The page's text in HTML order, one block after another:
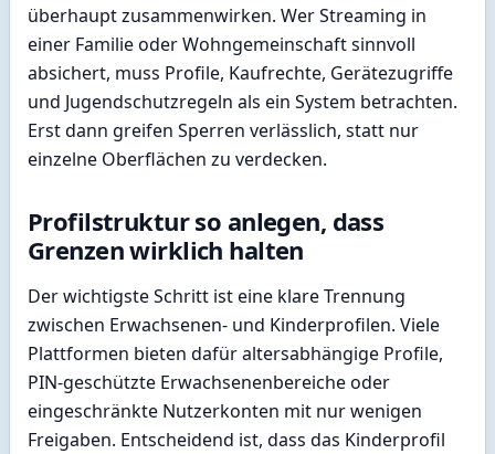
überhaupt zusammenwirken. Wer Streaming in
einer Familie oder Wohngemeinschaft sinnvoll
absichert, muss Profile, Kaufrechte, Gerätezugriffe
und Jugendschutzregeln als ein System betrachten.
Erst dann greifen Sperren verlässlich, statt nur
einzelne Oberflächen zu verdecken.
Profilstruktur so anlegen, dass
Grenzen wirklich halten
Der wichtigste Schritt ist eine klare Trennung
zwischen Erwachsenen- und Kinderprofilen. Viele
Plattformen bieten dafür altersabhängige Profile,
PIN-geschützte Erwachsenenbereiche oder
eingeschränkte Nutzerkonten mit nur wenigen
Freigaben. Entscheidend ist, dass das Kinderprofil